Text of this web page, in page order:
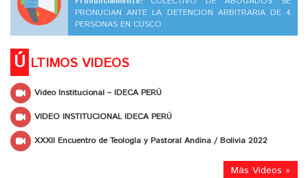
PRONUCIAN ANTE LA DETENCION ARBITRARIA DE 4
PERSONAS EN CUSCO
Ú LTIMOS VIDEOS
Video Institucional – IDECA PERÚ
VIDEO INSTITUCIONAL IDECA PERÚ
XXXII Encuentro de Teología y Pastoral Andina / Bolivia 2022
Más Videos »